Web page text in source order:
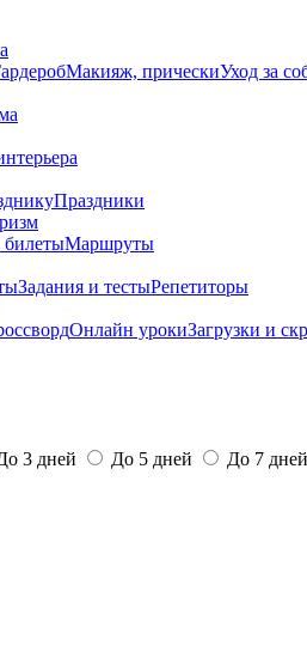
Макияж, прическиУход за
Праздники
билетыМаршруты
Задания и тестыРепетиторы
Онлайн урокиЗагрузки и
3 дней До 5 дней До 7 дней